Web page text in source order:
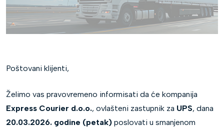
Poštovani klijenti,
Želimo vas pravovremeno informisati da će kompanija
Express Courier d.o.o., ovlašteni zastupnik za UPS, dana
20.03.2026. godine (petak) poslovati u smanjenom